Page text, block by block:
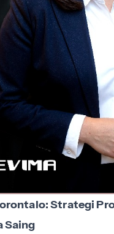
Strategi
Saing